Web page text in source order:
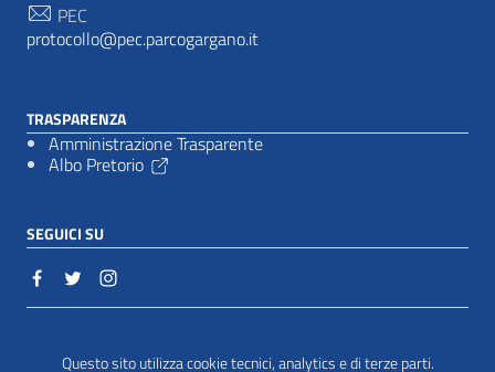
Questo sito utilizza cookie tecnici, analytics e di terze parti.
PEC
protocollo@pec.parcogargano.it
TRASPARENZA
Amministrazione Trasparente
Albo Pretorio
SEGUICI SU